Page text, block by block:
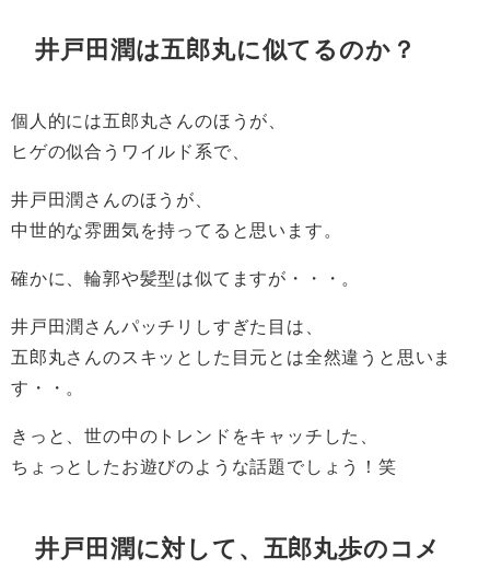
井戸田潤は五郎丸に似てるのか？
個人的には五郎丸さんのほうが、
ヒゲの似合うワイルド系で、
井戸田潤さんのほうが、
中世的な雰囲気を持ってると思います。
確かに、輪郭や髪型は似てますが・・・。
井戸田潤さんパッチリしすぎた目は、
五郎丸さんのスキッとした目元とは全然違うと思いま
す・・。
きっと、世の中のトレンドをキャッチした、
ちょっとしたお遊びのような話題でしょう！笑
井戸田潤に対して、五郎丸歩のコメ